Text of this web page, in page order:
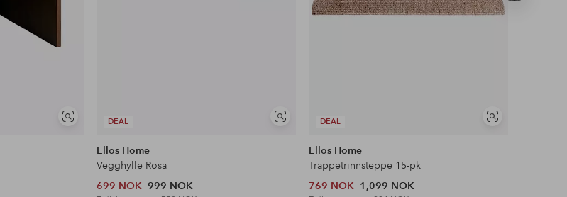
Vis
DEAL
Vis
Ellos Home
Vegghylle Rosa
699 NOK 999 NOK
DEAL
Vis
Ellos Home
Trappetrinnsteppe 15-pk
769 NOK 1,099 NOK